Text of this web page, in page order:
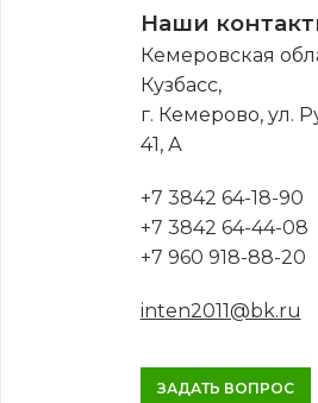
Наши
Кемеровская
Кузбасс,
г. Кемерово, ул.
41, А
+7 3842 64-18-90
+7 3842 64-44-08
+7 960 918-88-20
inten2011@bk.ru
ЗАДАТЬ ВОПРОС